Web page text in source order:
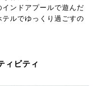
ンドアプールで遊んだ
ルでゆっくり過ごすの
ィビティ